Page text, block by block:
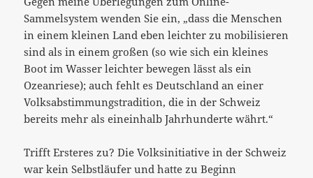
Sammelsystem wenden Sie ein, „dass die Menschen
in einem kleinen Land eben leichter zu mobilisieren
sind als in einem großen (so wie sich ein kleines
Boot im Wasser leichter bewegen lässt als ein
Ozeanriese); auch fehlt es Deutschland an einer
Volksabstimmungstradition, die in der Schweiz
bereits mehr als eineinhalb Jahrhunderte währt.“
Trifft Ersteres zu? Die Volksinitiative in der Schweiz
war kein Selbstläufer und hatte zu Beginn